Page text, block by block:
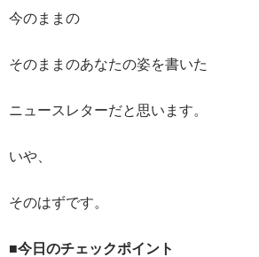
今のままの
そのままのあなたの姿を書いた
ニュースレターだと思います。
いや、
そのはずです。
■今日のチェックポイント